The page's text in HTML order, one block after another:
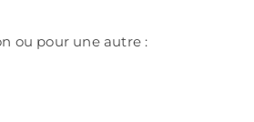
ou pour une autre :